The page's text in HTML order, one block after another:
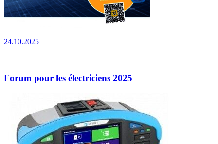
24.10.2025
Forum pour les électriciens 2025